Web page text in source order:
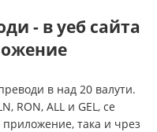
- в уеб сайта
в над 20 валути.
RON, ALL и GEL, се
така и чрез